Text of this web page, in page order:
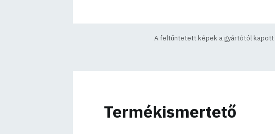
A feltűntetett képek a gyártótól kapott
Termékismertető